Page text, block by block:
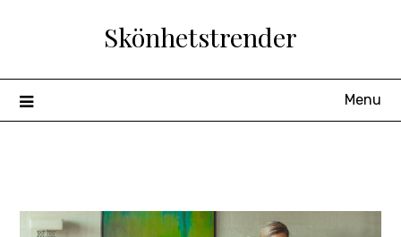
Skönhetstrender
Menu